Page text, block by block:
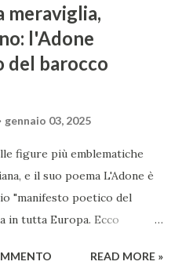
meraviglia,
l'Adone
del barocco
gennaio 03, 2025
figure più emblematiche
e il suo poema L'Adone è
"manifesto poetico del
in tutta Europa. Ecco
per il periodo. Marino fu
READ MORE »